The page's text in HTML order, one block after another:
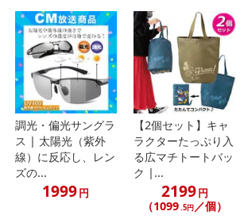
ついて離さない！！
るはずのない耳垢をゴッソリ！
ット♪
新感覚で、耳の中にシリコンがまとわりつく♪
調光・偏光サングラ
ス | 太陽光（紫外
線）に反応し、レン
ズの...
1999円
【2個セット】キャ
ラクターたっぷり入
る広マチトートバッ
ク |...
2199円
（1099.5円 ／個）